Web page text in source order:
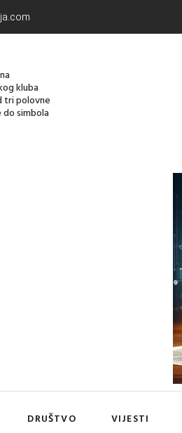
kluba
tri polovne
simbola
DRUŠTVO VIJESTI